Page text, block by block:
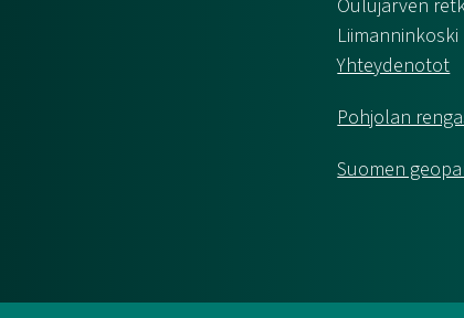
Oulujärven
Liimanninkoski
Yhteydenotot
Pohjolan
Suomen